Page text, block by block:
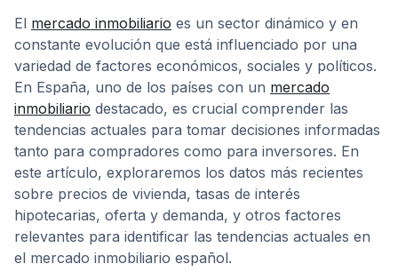
El mercado inmobiliario es un sector dinámico y en
constante evolución que está influenciado por una
variedad de factores económicos, sociales y políticos.
En España, uno de los países con un mercado
inmobiliario destacado, es crucial comprender las
tendencias actuales para tomar decisiones informadas
tanto para compradores como para inversores. En
este artículo, exploraremos los datos más recientes
sobre precios de vivienda, tasas de interés
hipotecarias, oferta y demanda, y otros factores
relevantes para identificar las tendencias actuales en
el mercado inmobiliario español.